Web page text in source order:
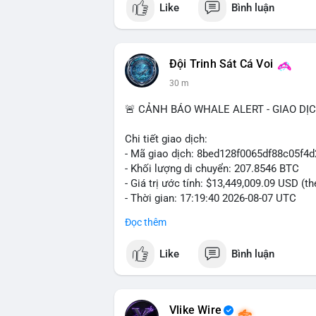
#vlikevn #titanbot
📰 Nguồn: Cointelegraph
Like Bình luận
Đội Trinh Sát Cá Voi
30 m
🚨 CẢNH BÁO WHALE ALERT - GIAO
Chi tiết giao dịch:
- Mã giao dịch:
- Khối lượng di chuyển: 207.8546 BTC
- Giá trị ước tính: $13,449,009.09 USD
- Thời gian: 17:19:40 2026-08-07 UTC
Nhận định phân tích:
lớn đang vận hành dòng vốn. Khối
sàn giao dịch phi tập trung, gợi ý khả
đặc biệt khi BTC đang dao động quanh
Đọc thêm
Like Bình luận
Vlike Wire